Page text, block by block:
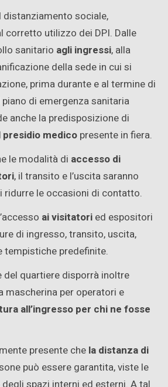
distanziamento sociale,
corretto utilizzo dei DPI. Dalle
sanitario agli ingressi, alla
della sede in cui si
prima durante e al termine di
di emergenza sanitaria
anche la predisposizione di
presidio medico presente in fiera.
le modalità di accesso di
, il transito e l’uscita saranno
ridurre le occasioni di contatto.
ai visitatori ed espositori
di ingresso, transito, uscita,
tempistiche predefinite.
del quartiere disporrà inoltre
mascherina per operatori e
all’ingresso per chi ne fosse
presente che la distanza di
può essere garantita, viste le